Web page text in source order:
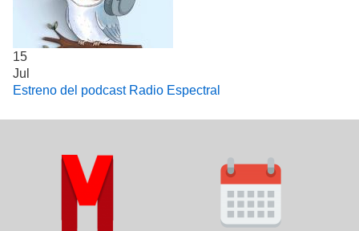
15
Jul
Estreno del podcast Radio Espectral